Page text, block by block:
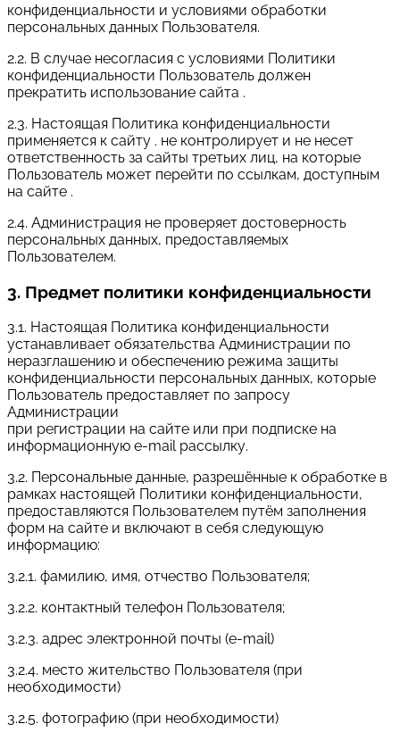
конфиденциальности и условиями обработки
персональных данных Пользователя.
2.2. В случае несогласия с условиями Политики
конфиденциальности Пользователь должен
прекратить использование сайта .
2.3. Настоящая Политика конфиденциальности
применяется к сайту . не контролирует и не несет
ответственность за сайты третьих лиц, на которые
Пользователь может перейти по ссылкам, доступным
на сайте .
2.4. Администрация не проверяет достоверность
персональных данных, предоставляемых
Пользователем.
3. Предмет политики конфиденциальности
3.1. Настоящая Политика конфиденциальности
устанавливает обязательства Администрации по
неразглашению и обеспечению режима защиты
конфиденциальности персональных данных, которые
Пользователь предоставляет по запросу
Администрации
при регистрации на сайте или при подписке на
информационную e-mail рассылку.
3.2. Персональные данные, разрешённые к обработке в
рамках настоящей Политики конфиденциальности,
предоставляются Пользователем путём заполнения
форм на сайте и включают в себя следующую
информацию:
3.2.1. фамилию, имя, отчество Пользователя;
3.2.2. контактный телефон Пользователя;
3.2.3. адрес электронной почты (e-mail)
3.2.4. место жительство Пользователя (при
необходимости)
3.2.5. фотографию (при необходимости)